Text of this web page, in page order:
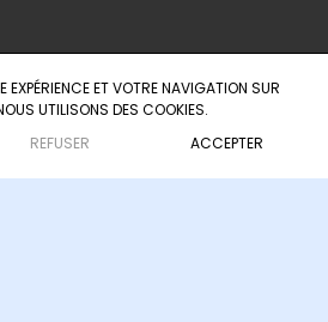
EXPÉRIENCE ET VOTRE NAVIGATION SUR
UTILISONS DES COOKIES.
REFUSER ACCEPTER
& touristique